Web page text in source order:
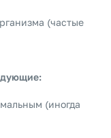
(частые
(иногда